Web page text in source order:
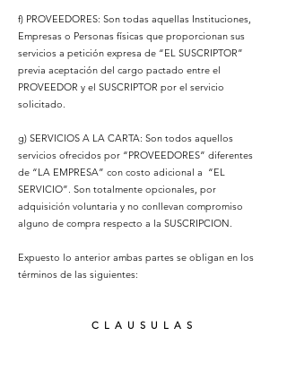
f) PROVEEDORES: Son todas aquellas Instituciones,
Empresas o Personas físicas que proporcionan sus
servicios a petición expresa de “EL SUSCRIPTOR”
previa aceptación del cargo pactado entre el
PROVEEDOR y el SUSCRIPTOR por el servicio
solicitado.
g) SERVICIOS A LA CARTA: Son todos aquellos
servicios ofrecidos por “PROVEEDORES” diferentes
de “LA EMPRESA” con costo adicional a “EL
SERVICIO”. Son totalmente opcionales, por
adquisición voluntaria y no conllevan compromiso
alguno de compra respecto a la SUSCRIPCION.
Expuesto lo anterior ambas partes se obligan en los
términos de las siguientes:
C L A U S U L A S